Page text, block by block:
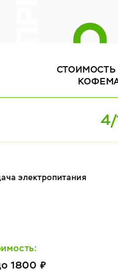
СТОИМОСТЬ
Не распознает кофе
Примерная стоимость:
от 800 ₽ — до